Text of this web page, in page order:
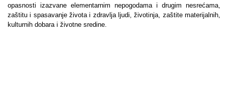
opasnosti izazvane elementarnim nepogodama i drugim nesrećama,
zaštitu i spasavanje života i zdravlja ljudi, životinja, zaštite materijalnih,
kulturnih dobara i životne sredine.